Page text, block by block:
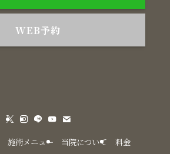
WEB予約
施術メニュー 当院について
料金